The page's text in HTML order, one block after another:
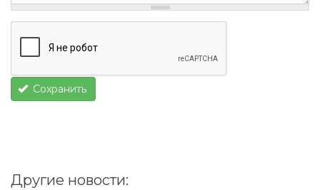
Сохранить
Другие новости: